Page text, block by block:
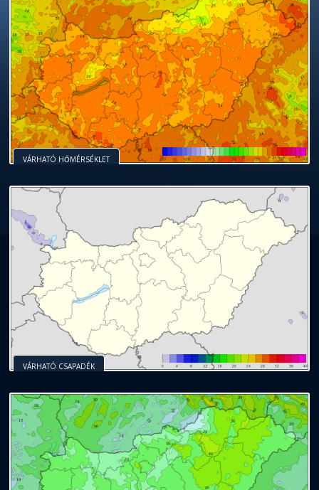
VÁRHATÓ HŐMÉRSÉKLET
VÁRHATÓ CSAPADÉK